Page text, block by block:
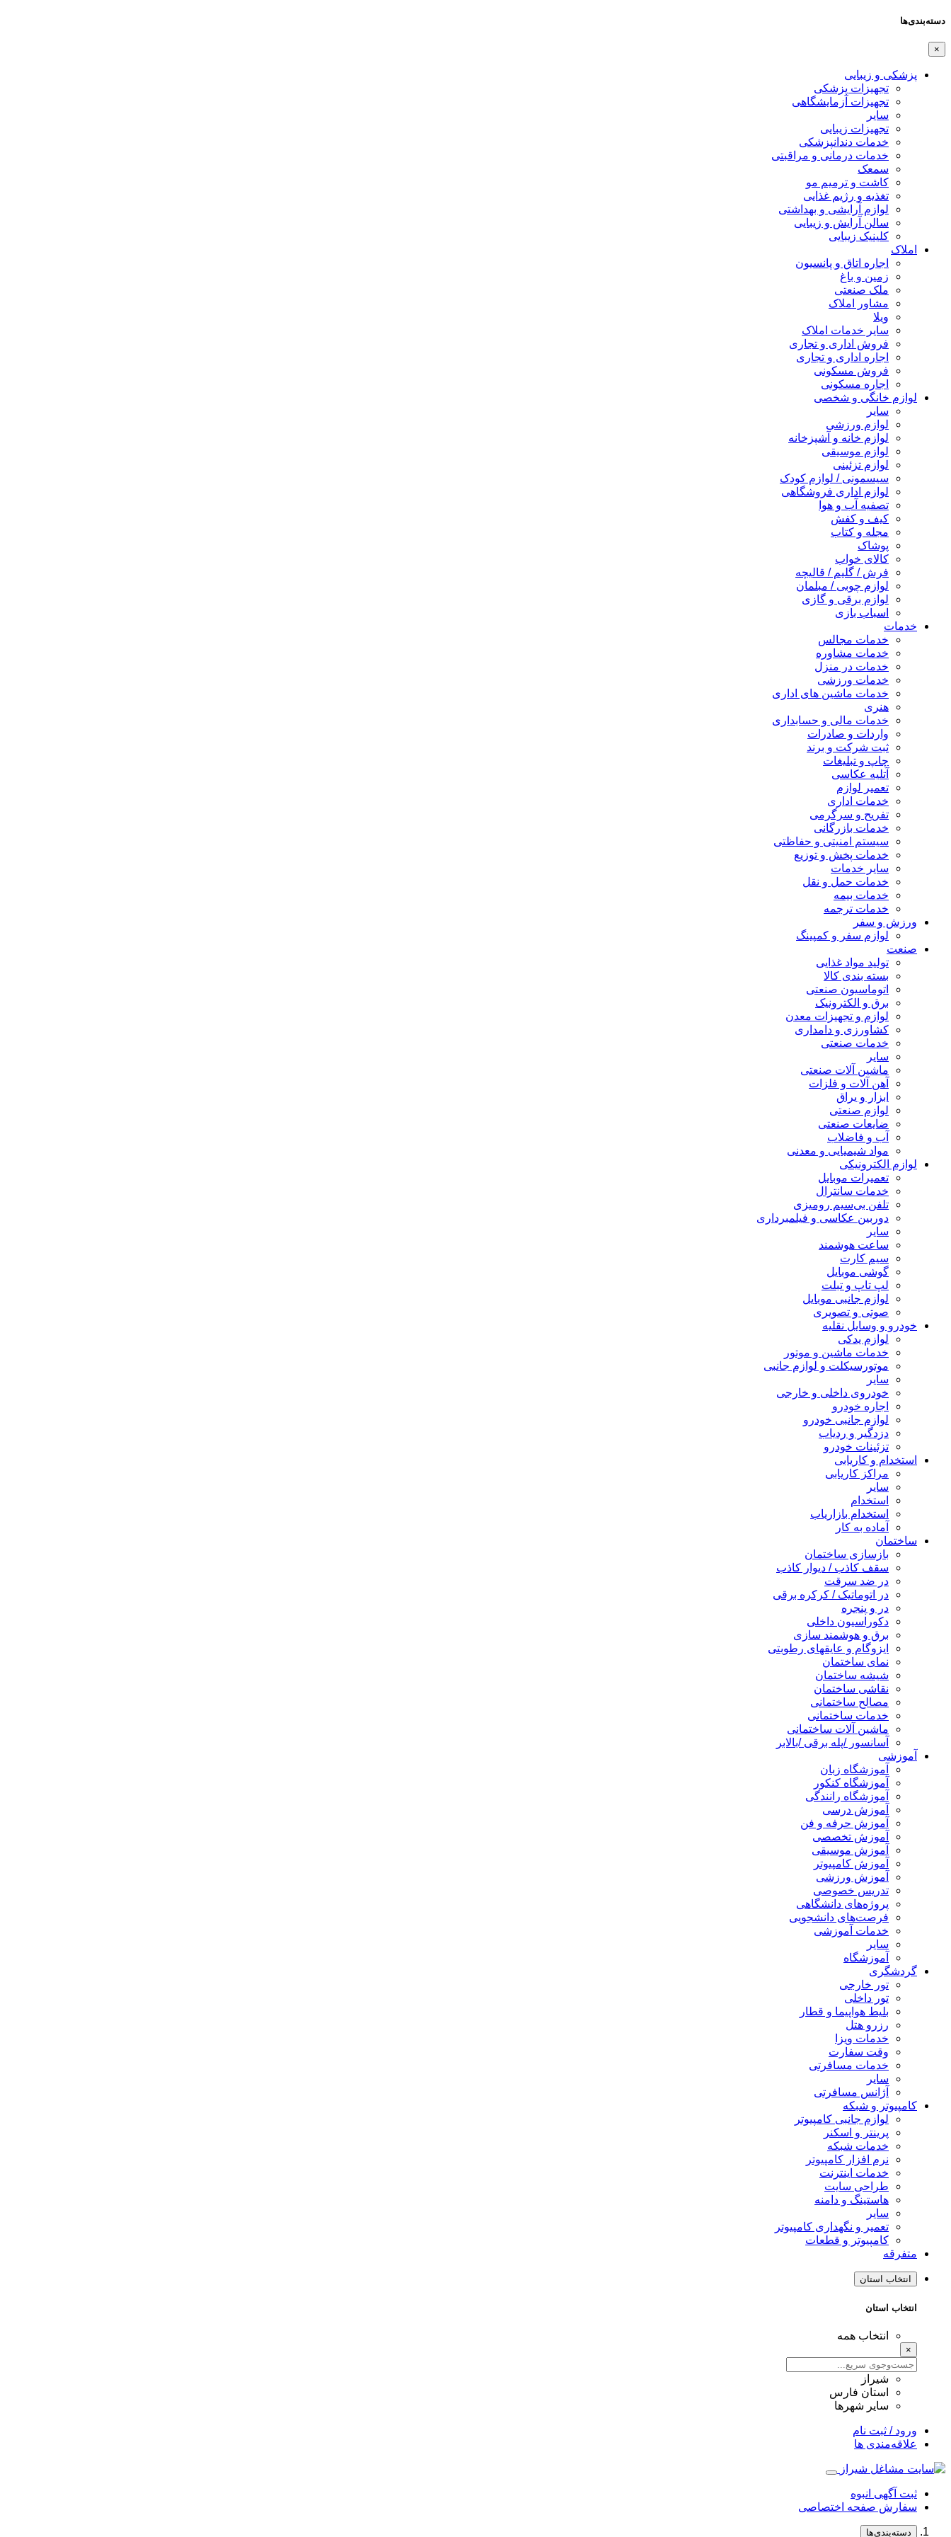
دسته‌بندی‌ها
×
پزشکی و زیبایی
تجهیزات پزشکی
تجهیزات آزمایشگاهی
سایر
تجهیزات زیبایی
خدمات دندانپزشکی
خدمات درمانی و مراقبتی
سمعک
کاشت و ترمیم مو
تغذیه و رژیم غذایی
لوازم آرایشی و بهداشتی
سالن آرایش و زیبایی
کلینیک زیبایی
املاک
اجاره اتاق و پانسیون
زمین و باغ
ملک صنعتی
مشاور املاک
ویلا
سایر خدمات املاک
فروش اداری و تجاری
اجاره اداری و تجاری
فروش مسکونی
اجاره مسکونی
لوازم خانگی و شخصی
سایر
لوازم ورزشی
لوازم خانه و آشپزخانه
لوازم موسیقی
لوازم تزئینی
سیسمونی / لوازم کودک
لوازم اداری فروشگاهی
تصفیه آب و هوا
کیف و کفش
مجله و کتاب
پوشاک
کالای خواب
فرش / گلیم / قالیچه
لوازم چوبی / مبلمان
لوازم برقی و گازی
اسباب بازی
خدمات
خدمات مجالس
خدمات مشاوره
خدمات در منزل
خدمات ورزشی
خدمات ماشین های اداری
هنری
خدمات مالی و حسابداری
واردات و صادرات
ثبت شرکت و برند
چاپ و تبلیغات
آتلیه عکاسی
تعمیر لوازم
خدمات اداری
تفریح و سرگرمی
خدمات بازرگانی
سیستم امنیتی و حفاظتی
خدمات پخش و توزیع
سایر خدمات
خدمات حمل و نقل
خدمات بیمه
خدمات ترجمه
ورزش و سفر
لوازم سفر و کمپینگ
صنعت
تولید مواد غذایی
بسته بندی کالا
اتوماسیون صنعتی
برق و الکترونیک
لوازم و تجهیزات معدن
کشاورزی و دامداری
خدمات صنعتی
سایر
ماشین آلات صنعتی
آهن آلات و فلزات
ابزار و یراق
لوازم صنعتی
ضایعات صنعتی
آب و فاضلاب
مواد شیمیایی و معدنی
لوازم الکترونیکی
تعمیرات موبایل
خدمات سانترال
تلفن بی‌سیم رومیزی
دوربین عکاسی و فیلمبرداری
سایر
ساعت هوشمند
سیم کارت
گوشی موبایل
لپ تاپ و تبلت
لوازم جانبی موبایل
صوتی و تصویری
خودرو و وسایل نقلیه
لوازم یدکی
خدمات ماشین و موتور
موتورسیکلت و لوازم جانبی
سایر
خودروی داخلی و خارجی
اجاره خودرو
لوازم جانبی خودرو
دزدگیر و ردیاب
تزئینات خودرو
استخدام و کاریابی
مراکز کاریابی
سایر
استخدام
استخدام بازاریاب
آماده به کار
ساختمان
بازسازی ساختمان
سقف کاذب / دیوار کاذب
در ضد سرقت
در اتوماتیک / کرکره برقی
در و پنجره
دکوراسیون داخلی
برق و هوشمند سازی
ایزوگام و عایقهای رطوبتی
نمای ساختمان
شیشه ساختمان
نقاشی ساختمان
مصالح ساختمانی
خدمات ساختمانی
ماشین آلات ساختمانی
آسانسور /پله برقی /بالابر
آموزشی
آموزشگاه زبان
آموزشگاه کنکور
آموزشگاه رانندگی
آموزش درسی
آموزش حرفه و فن
آموزش تخصصی
آموزش موسیقی
آموزش کامپیوتر
آموزش ورزشی
تدریس خصوصی
پروژه‌های دانشگاهی
فرصت‌های دانشجویی
خدمات آموزشی
سایر
آموزشگاه
گردشگری
تور خارجی
تور داخلی
بلیط هواپیما و قطار
رزرو هتل
خدمات ویزا
وقت سفارت
خدمات مسافرتی
سایر
آژانس مسافرتی
کامپیوتر و شبکه
لوازم جانبی کامپیوتر
پرینتر و اسکنر
خدمات شبکه
نرم افزار کامپیوتر
خدمات اینترنت
طراحی سایت
هاستینگ و دامنه
سایر
تعمیر و نگهداری کامپیوتر
کامپیوتر و قطعات
متفرقه
انتخاب استان
انتخاب استان
انتخاب همه
×
شیراز
استان فارس
سایر شهرها
ورود / ثبت نام
علاقه‌مندی ها
ثبت آگهی انبوه
سفارش صفحه اختصاصی
دسته‌بندی‌ها